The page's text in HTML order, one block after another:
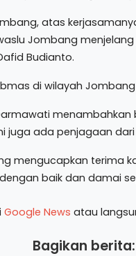
atas
Jombang
Budianto.
di wilayah
juga ada penjagaan
mengucapkan terima
baik dan damai
Google News atau
Bagikan berita: